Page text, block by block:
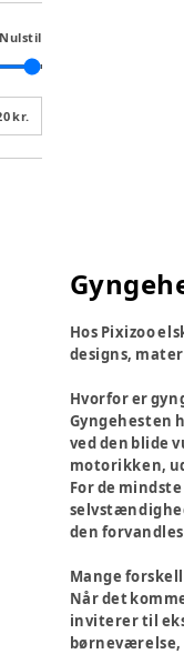
Nulstil
kr.
Hos Pixizoo
designs,
Hvorfor er
Gyngehesten
ved den blide
motorikken,
For de
den
Mange
Når det
inviterer til
børneværelse,